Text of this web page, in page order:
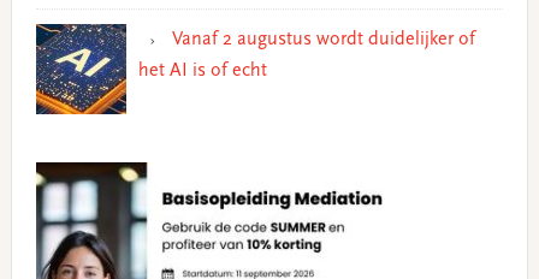
Vanaf 2 augustus wordt duidelijker of
het AI is of echt